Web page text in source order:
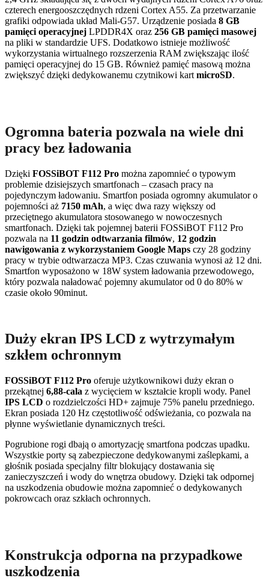
czterech energooszczędnych rdzeni Cortex A55. Za przetwarzanie
grafiki odpowiada układ Mali-G57. Urządzenie posiada 8 GB
pamięci operacyjnej LPDDR4X oraz 256 GB pamięci masowej
na pliki w standardzie UFS. Dodatkowo istnieje możliwość
wykorzystania wirtualnego rozszerzenia RAM zwiększając ilość
pamięci operacyjnej do 15 GB. Również pamięć masową można
zwiększyć dzięki dedykowanemu czytnikowi kart microSD.
Ogromna bateria pozwala na wiele dni
pracy bez ładowania
Dzięki FOSSiBOT F112 Pro można zapomnieć o typowym
problemie dzisiejszych smartfonach – czasach pracy na
pojedynczym ładowaniu. Smartfon posiada ogromny akumulator o
pojemności aż 7150 mAh, a więc dwa razy większy od
przeciętnego akumulatora stosowanego w nowoczesnych
smartfonach. Dzięki tak pojemnej baterii FOSSiBOT F112 Pro
pozwala na 11 godzin odtwarzania filmów, 12 godzin
nawigowania z wykorzystaniem Google Maps czy 28 godziny
pracy w trybie odtwarzacza MP3. Czas czuwania wynosi aż 12 dni.
Smartfon wyposażono w 18W system ładowania przewodowego,
który pozwala naładować pojemny akumulator od 0 do 80% w
czasie około 90minut.
Duży ekran IPS LCD z wytrzymałym
szkłem ochronnym
FOSSiBOT F112 Pro oferuje użytkownikowi duży ekran o
przekątnej 6,88-cala z wycięciem w kształcie kropli wody. Panel
IPS LCD o rozdzielczości HD+ zajmuje 75% panelu przedniego.
Ekran posiada 120 Hz częstotliwość odświeżania, co pozwala na
płynne wyświetlanie dynamicznych treści.
Pogrubione rogi dbają o amortyzację smartfona podczas upadku.
Wszystkie porty są zabezpieczone dedykowanymi zaślepkami, a
głośnik posiada specjalny filtr blokujący dostawania się
zanieczyszczeń i wody do wnętrza obudowy. Dzięki tak odpornej
na uszkodzenia obudowie można zapomnieć o dedykowanych
pokrowcach oraz szkłach ochronnych.
Konstrukcja odporna na przypadkowe
uszkodzenia